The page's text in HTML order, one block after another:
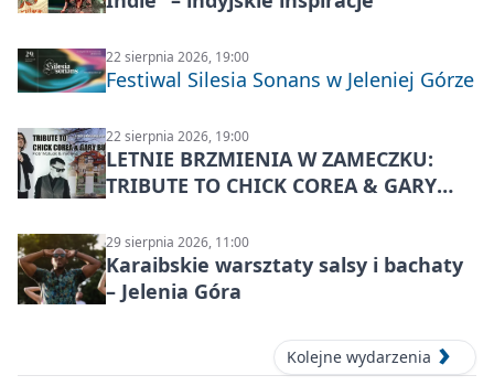
22 sierpnia 2026, 19:00
Festiwal Silesia Sonans w Jeleniej Górze
22 sierpnia 2026, 19:00
LETNIE BRZMIENIA W ZAMECZKU:
TRIBUTE TO CHICK COREA & GARY
29 sierpnia 2026, 11:00
Karaibskie warsztaty salsy i bachaty
– Jelenia Góra
Kolejne wydarzenia